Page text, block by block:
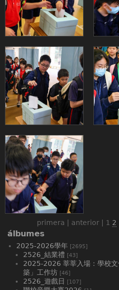
primera | anterior | 1 2
álbumes
2025-2026學年 [2695]
2526_結業禮 [43]
2025-2026 莘莘入場：學校文
築」工作坊 [46]
2526_遊戲日 [107]